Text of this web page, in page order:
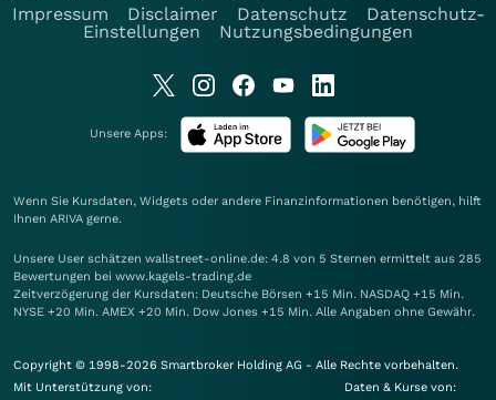
Impressum
Disclaimer Datenschutz
Datenschutz-
Einstellungen
Nutzungsbedingungen
Unsere Apps:
Wenn Sie Kursdaten, Widgets oder andere Finanzinformationen benötigen, hilft
Ihnen ARIVA gerne.
Unsere User schätzen wallstreet-online.de: 4.8 von 5 Sternen ermittelt aus 285
Bewertungen bei www.kagels-trading.de
Zeitverzögerung der Kursdaten: Deutsche Börsen +15 Min. NASDAQ +15 Min.
NYSE +20 Min. AMEX +20 Min. Dow Jones +15 Min. Alle Angaben ohne Gewähr.
Copyright © 1998-2026 Smartbroker Holding AG - Alle Rechte vorbehalten.
Mit Unterstützung von:
Daten & Kurse von: